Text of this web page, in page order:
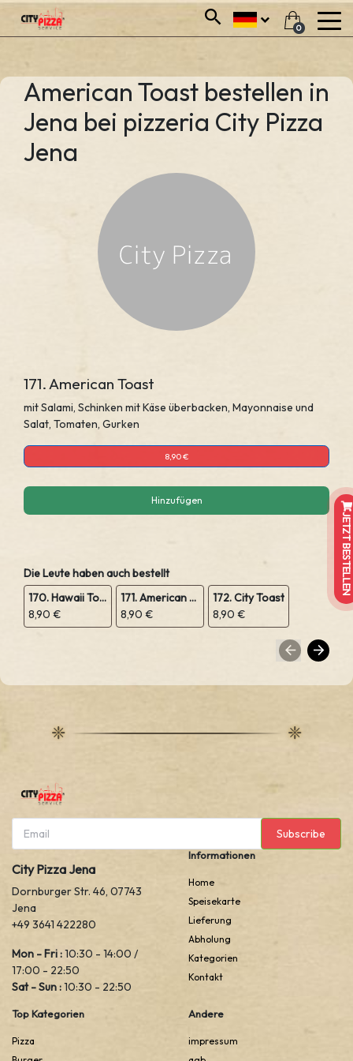
0
American Toast bestellen in
Jena bei pizzeria City Pizza
Jena
171. American Toast
mit Salami, Schinken mit Käse überbacken, Mayonnaise und
Salat, Tomaten, Gurken
8,90 €
Hinzufügen
Die Leute haben auch bestellt
170. Hawaii Toast
8,90 €
171. American Toast
8,90 €
172. City Toast
8,90 €
Subscribe
City Pizza Jena
Dornburger Str. 46, 07743
Jena
+49 3641 422280
Mon - Fri :10:30 - 14:00 /
17:00 - 22:50
Sat - Sun :10:30 - 22:50
Informationen
Home
Speisekarte
Lieferung
Abholung
Kategorien
Kontakt
Top Kategorien
Pizza
Andere
impressum
JETZT BESTELLEN